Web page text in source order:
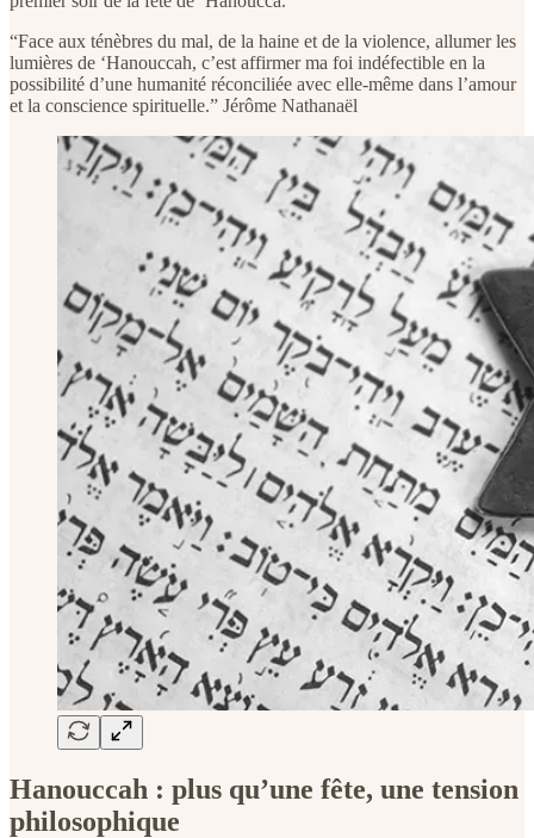
“Face aux ténèbres du mal, de la haine et de la violence, allumer les
lumières de ‘Hanouccah, c’est affirmer ma foi indéfectible en la
possibilité d’une humanité réconciliée avec elle-même dans l’amour
et la conscience spirituelle.” Jérôme Nathanaël
Hanouccah : plus qu’une fête, une tension
philosophique